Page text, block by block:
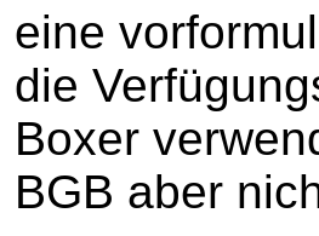
eine
die
Boxer
BGB aber